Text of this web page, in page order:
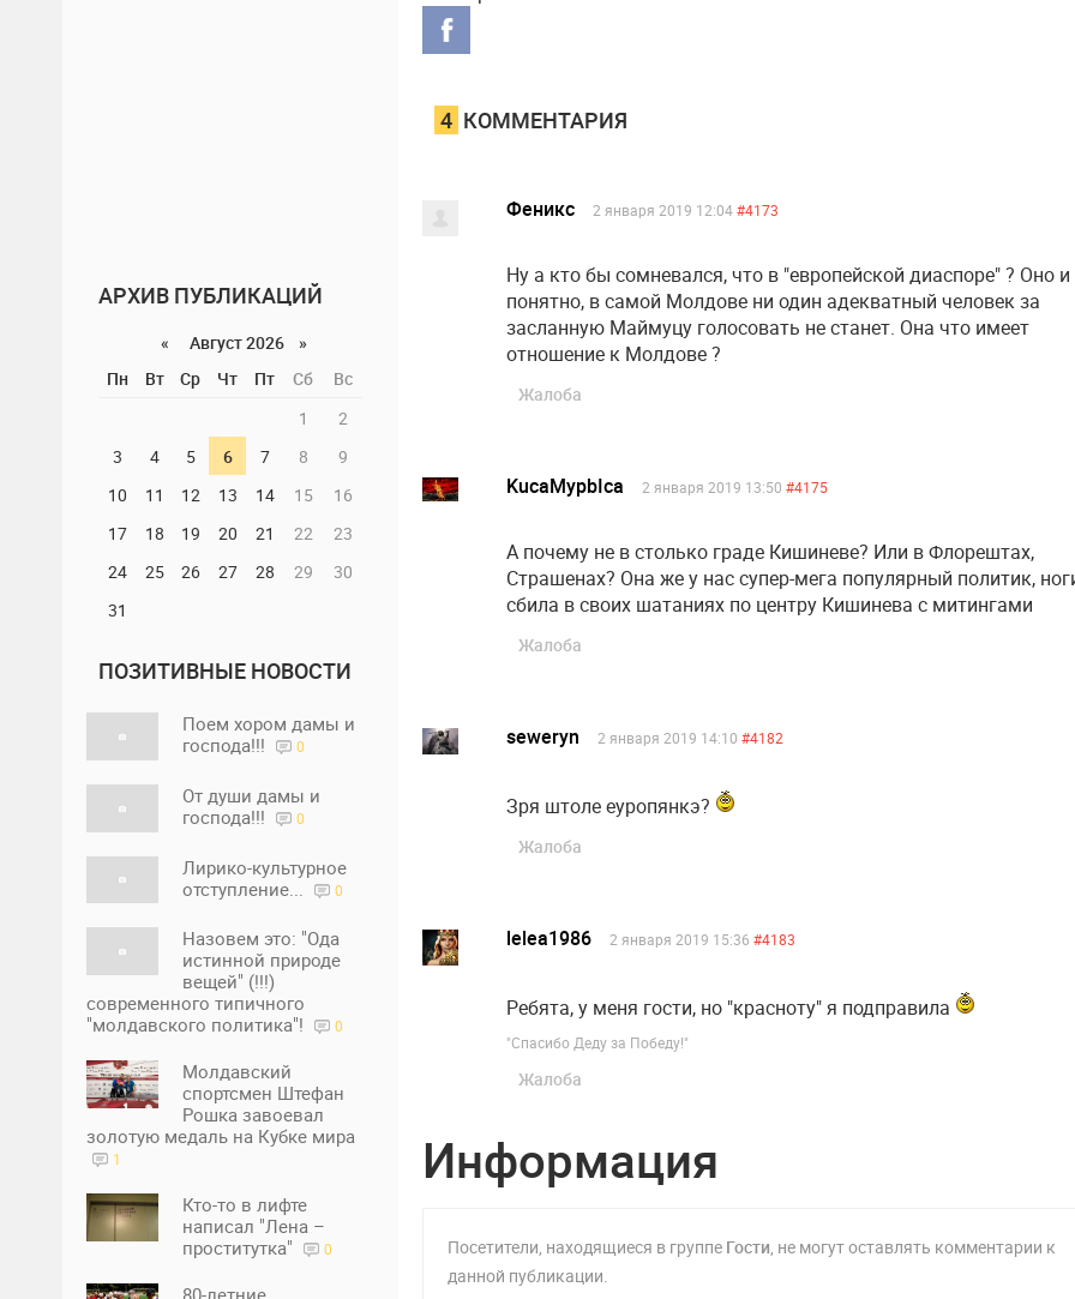
АРХИВ ПУБЛИКАЦИЙ
«
Август 2026 »
Пн
Вт Ср Чт Пт Сб
Вс
1
2
3
4 5 6 7 8
9
10
11 12 13 14 15
16
17
18 19 20 21 22
23
24
25 26 27 28 29
30
31
ПОЗИТИВНЫЕ НОВОСТИ
Поем хором дамы и
господа!!!
0
От души дамы и
господа!!!
0
Лирико-культурное
отступление...
0
Назовем это: "Ода
истинной природе
вещей" (!!!)
современного типичного
"молдавского политика"!
0
Молдавский
спортсмен Штефан
Рошка завоевал
золотую медаль на Кубке мира
1
Кто-то в лифте
написал "Лена –
проститутка"
0
4 КОММЕНТАРИЯ
Феникс 2 января 2019 12:04#4173
Ну а кто бы сомневался, что в "европейской диаспоре" ? Оно и
понятно, в самой Молдове ни один адекватный человек за
засланную Маймуцу голосовать не станет. Она что имеет
отношение к Молдове ?
Жалоба
KucaMypbIca 2 января 2019 13:50 #4175
А почему не в столько граде Кишиневе? Или в Флорештах,
Страшенах? Она же у нас супер-мега популярный политик,
сбила в своих шатаниях по центру Кишинева с митингами
Жалоба
seweryn 2 января 2019 14:10 #4182
Зря штоле еуропянкэ?
Жалоба
lelea1986 2 января 2019 15:36 #4183
Ребята, у меня гости, но "красноту" я подправила
"Спасибо Деду за Победу!"
Жалоба
Информация
Посетители, находящиеся в группе Гости, не могут оставлять комментарии к
данной публикации.